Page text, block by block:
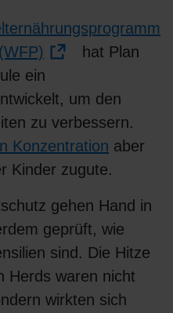
hat Plan
ein
um den
zu verbessern.
Konzentration aber
Kinder zugute.
gehen Hand in
geprüft, wie
sind. Die Hitze
Herds waren nicht
wirkten sich